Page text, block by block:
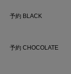
予約 BLACK
予約 CHOCOLATE